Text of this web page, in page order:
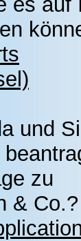
und
zu
& Co.?